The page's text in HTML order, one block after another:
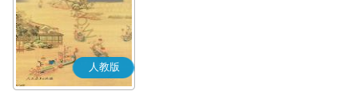
人教版